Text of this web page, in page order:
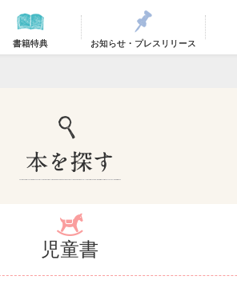
書籍特典 お知らせ・プレスリリース
児童書